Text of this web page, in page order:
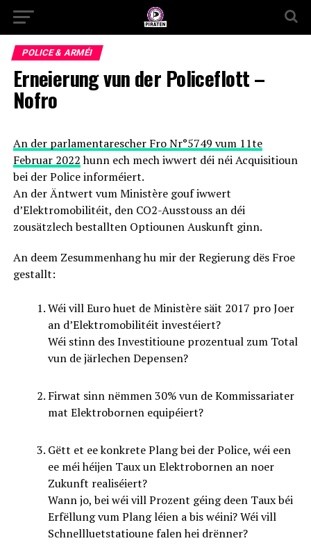
POLICE & ARMÉI
Erneierung vun der Policeflott –
Nofro
An der parlamentarescher Fro Nr°5749 vum 11te
Februar 2022hunn ech mech iwwert déi néi Acquisitioun
bei der Police informéiert.
An der Äntwert vum Ministère gouf iwwert
d’Elektromobilitéit, den CO2-Ausstouss an déi
zousätzlech bestallten Optiounen Auskunft ginn.
An deem Zesummenhang hu mir der Regierung dës Froe
gestallt:
Wéi vill Euro huet de Ministère säit 2017 pro Joer
an d’Elektromobilitéit investéiert?
Wéi stinn des Investitioune prozentual zum Total
vun de järlechen Depensen?
Firwat sinn nëmmen 30% vun de Kommissariater
mat Elektrobornen equipéiert?
Gëtt et ee konkrete Plang bei der Police, wéi een
ee méi héijen Taux un Elektrobornen an noer
Zukunft realiséiert?
Wann jo, bei wéi vill Prozent géing deen Taux béi
Erfëllung vum Plang léien a bis wéini? Wéi vill
Schnellluetstatioune falen hei drënner?